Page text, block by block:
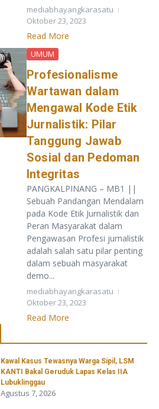
mediabhayangkarasatu
Oktober 23, 2023
Read More
UMUM
Profesionalisme
Wartawan dalam
Mengawal Kode Etik
Jurnalistik: Pilar
Tanggung Jawab
Sosial dan Pedoman
Integritas
PANGKALPINANG – MB1 ||
Sebuah Pandangan Mendalam
pada Kode Etik Jurnalistik dan
Peran Masyarakat dalam
Pengawasan Profesi jurnalistik
adalah salah satu pilar penting
dalam sebuah masyarakat
demo...
mediabhayangkarasatu
Oktober 23, 2023
Read More
Kawal Kasus Tewasnya Warga Sipil, LSM
KANTI Bakal Geruduk Lapas Kelas IIA
Lubuklinggau
Agustus 7, 2026